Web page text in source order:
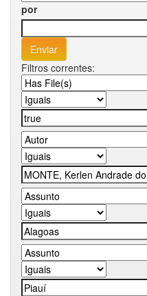
por
Filtros correntes: